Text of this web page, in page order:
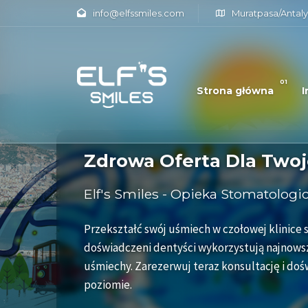
info@elfssmiles.com Muratpasa/
Strona główna
01
Zdrowa Oferta Dla
Elf's Smiles - Opieka
Przekształć swój uśmiech w czołowej
doświadczeni dentyści wykorzystują
uśmiechy. Zarezerwuj teraz konsultację i
poziomie.
Stomatologiczne
Premium Doświadczenie Opieki
Odkryj oszczędności i szczęście w 'Elf's
niezrównanego leczenia i najwyższej jakości.
Doświadczeni Dentyści
Jakości Najlepsze Ceny
Zaufane Rozwiązania
Elf's Smiles używa wyłącznie implantów
Doświadcz najlepszej opieki
doświadczonymi profesjonalistami.